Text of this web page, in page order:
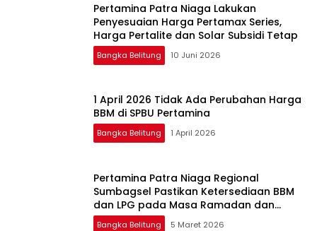
Pertamina Patra Niaga Lakukan
Penyesuaian Harga Pertamax Series,
Harga Pertalite dan Solar Subsidi Tetap
Bangka Belitung 10 Juni 2026
1 April 2026 Tidak Ada Perubahan Harga
BBM di SPBU Pertamina
Bangka Belitung 1 April 2026
Pertamina Patra Niaga Regional
Sumbagsel Pastikan Ketersediaan BBM
dan LPG pada Masa Ramadan dan
Menjelang Idulfitri
Bangka Belitung 5 Maret 2026